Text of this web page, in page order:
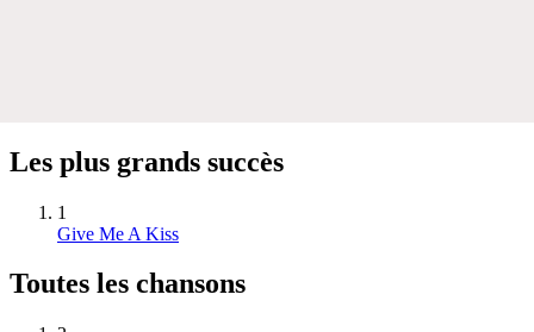
Les plus grands succès
1
Give Me A Kiss
Toutes les chansons